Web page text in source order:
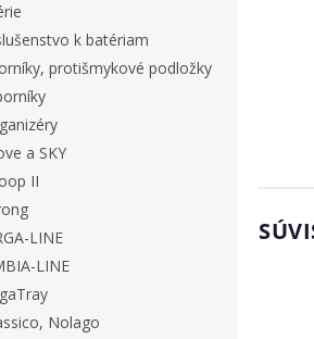
k batériam
protišmykové podložky
a SKY
II
LINE
LINE
Nolago